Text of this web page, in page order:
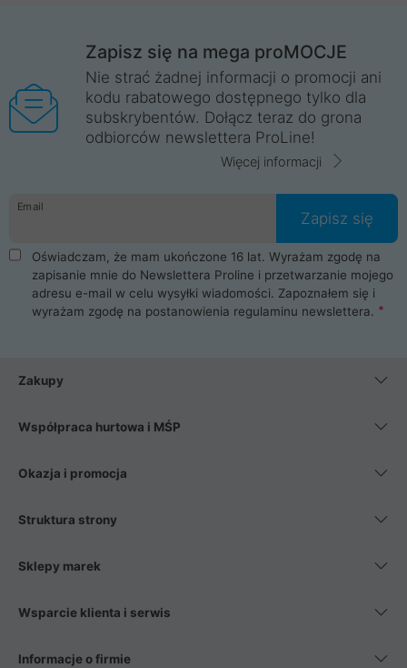
Zapisz się na mega proMOCJE
Nie strać żadnej informacji o promocji ani
kodu rabatowego dostępnego tylko dla
subskrybentów. Dołącz teraz do grona
odbiorców newslettera ProLine!
Więcej informacji
Email
Zapisz się
Oświadczam, że mam ukończone 16 lat. Wyrażam zgodę na
zapisanie mnie do Newslettera Proline i przetwarzanie mojego
adresu e-mail w celu wysyłki wiadomości. Zapoznałem się i
wyrażam zgodę na postanowienia regulaminu newslettera.
Zakupy
Współpraca hurtowa i MŚP
Okazja i promocja
Struktura strony
Sklepy marek
Wsparcie klienta i serwis
Informacje o firmie